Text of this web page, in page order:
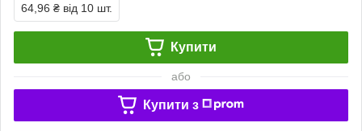
64,96 ₴ від 10 шт.
Купити
або
Купити з